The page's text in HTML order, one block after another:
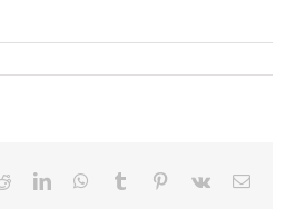
RedditLinkedInWhatsApp
Tumblr Pinterest
Vk Email